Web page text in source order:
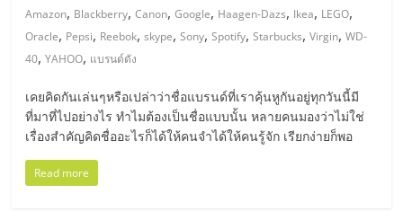
ปรึกษา
แฟ
รน
รวม
แฟ
ไชส์
ขาย
Amazon, Blackberry,Canon,Google, Haagen-Dazs, Ikea, LEGO,
Oracle, Pepsi, Reebok,skype,Sony,Spotify,Starbucks,Virgin,WD-
40,YAHOO, แบรนด์ดัง
เคยคิดกันเล่นๆหรือเปล่าว่าชื่อแบรนด์ที่เราคุ้นหูกันอยู่ทุกวันนี้มี
ที่มาที่ไปอย่างไร ทำไมต้องเป็นชื่อแบบนั้น หลายคนมองว่าไม่ใช่
เรื่องสำคัญคิดชื่ออะไรก็ได้ให้คนจำได้ให้คนรู้จัก เรียกง่ายก็พอ
Read more